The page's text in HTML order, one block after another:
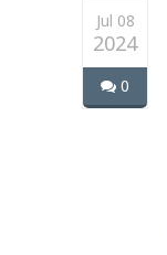
Jul 08
2024
0